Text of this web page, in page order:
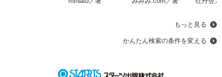
もっと見る
かんたん検索の条件を変える